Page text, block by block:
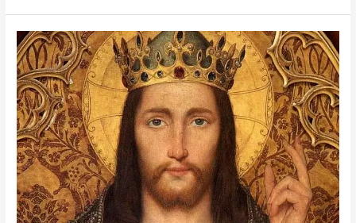
il
Battesimo
non
interessa